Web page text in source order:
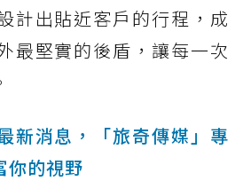
計出貼近客戶的行程，成
最堅實的後盾，讓每一次
新消息，「旅奇傳媒」專
的視野